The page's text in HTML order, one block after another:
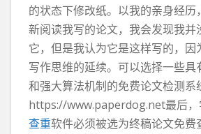
的状态下修改纸。以我的亲身经历
新阅读我写的论文，我会发现我并
它，但是我认为它是这样写的，因
写作思维的延续。可以选择一些具
和强大算法机制的免费论文检测系
https://www.paperdog.net最后，
查重软件必须被选为终稿论文免费